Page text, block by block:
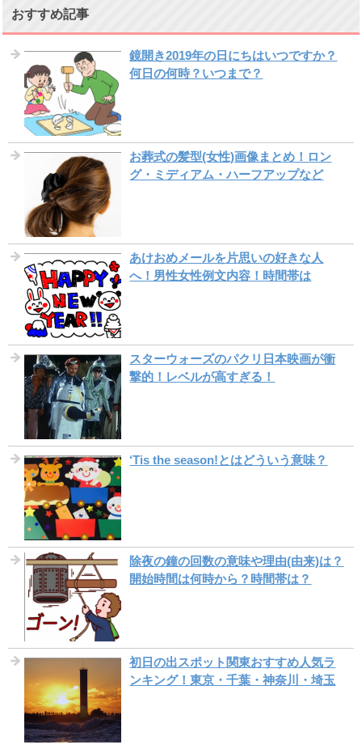
おすすめ記事
鏡開き2019年の日にちはいつですか？
何日の何時？いつまで？
お葬式の髪型(女性)画像まとめ！ロン
グ・ミディアム・ハーフアップなど
あけおめメールを片思いの好きな人
へ！男性女性例文内容！時間帯は
スターウォーズのパクリ日本映画が衝
撃的！レベルが高すぎる！
‘Tis the season!とはどういう意味？
除夜の鐘の回数の意味や理由(由来)は？
開始時間は何時から？時間帯は？
初日の出スポット関東おすすめ人気ラ
ンキング！東京・千葉・神奈川・埼玉